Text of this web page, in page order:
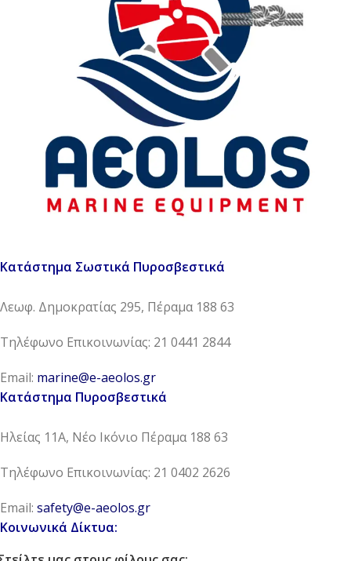
Κατάστημα Σωστικά Πυροσβεστικά
Λεωφ. Δημοκρατίας 295, Πέραμα 188 63
Τηλέφωνο Επικοινωνίας: 21 0441 2844
Email: marine@e-aeolos.gr
Κατάστημα Πυροσβεστικά
Ηλείας 11Α, Νέο Ικόνιο Πέραμα 188 63
Τηλέφωνο Επικοινωνίας: 21 0402 2626
Email: safety@e-aeolos.gr
Κοινωνικά Δίκτυα: